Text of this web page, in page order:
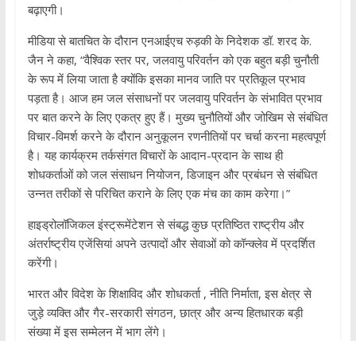
बढ़ाएगी।
मीडिया से बातचित के दौरान एनआईएच रुड़की के निदेशक डॉ. शरद के.
जैन ने कहा, “वैश्विक स्तर पर, जलवायु परिवर्तन को एक बहुत बड़ी चुनौती
के रूप में लिया जाता है क्योंकि इसका मानव जाति पर प्रतिकूल प्रभाव
पड़ता है। आज हम जल संसाधनों पर जलवायु परिवर्तन के संभावित प्रभाव
पर बात करने के लिए एकत्र हुए हैं। मुख्य चुनौतियों और जोखिम से संबंधित
विचार-विमर्श करने के दौरान अनुकूलन रणनीतियों पर चर्चा करना महत्वपूर्ण
है। यह कार्यक्रम तर्कसंगत विचारों के आदान-प्रदान के साथ ही
शोधकर्ताओं को जल संसाधन नियोजन, डिजाइन और प्रबंधन से संबंधित
उन्नत तरीकों से परिचित कराने के लिए एक मंच का काम करेगा।”
हाइड्रोलॉजिकल इंस्ट्रूमेंटेशन से संबद्ध कुछ प्रतिष्ठित राष्ट्रीय और
अंतर्राष्ट्रीय एजेंसियां अपने उत्पादों और सेवाओं को कॉन्क्लेव में प्रदर्शित
करेंगी।
भारत और विदेश के शिक्षाविद और शोधकर्ता , नीति निर्माता, इस क्षेत्र से
जुड़े व्यक्ति और गैर-सरकारी संगठन, छात्र और अन्य हितधारक बड़ी
संख्या में इस सम्मेलन में भाग लेंगे।